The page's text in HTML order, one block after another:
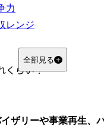
力
レンジ
全部見る
くらい？
ザリーや事業再生、